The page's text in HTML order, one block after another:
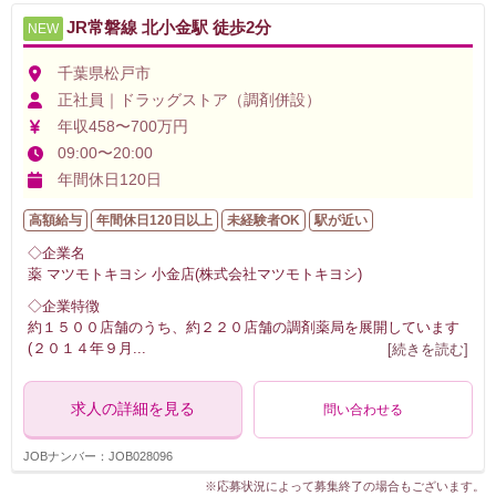
NEW JR常磐線 北小金駅 徒歩2分
千葉県松戸市
正社員｜ドラッグストア（調剤併設）
年収458〜700万円
09:00〜20:00
年間休日120日
高額給与 年間休日120日以上 未経験者OK 駅が近い
◇企業名
薬 マツモトキヨシ 小金店(株式会社マツモトキヨシ)
◇企業特徴
約１５００店舗のうち、約２２０店舗の調剤薬局を展開しています
(２０１４年９月 ... [続きを読む]
求人の詳細を見る 問い合わせる
JOBナンバー：JOB028096
※応募状況によって募集終了の場合もございます。